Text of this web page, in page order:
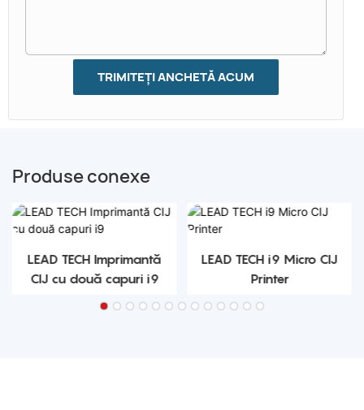
TRIMITEȚI ANCHETĂ ACUM
Produse conexe
LEAD TECH Imprimantă
CIJ cu două capuri i9
LEAD TECH i9 Micro CIJ
Printer